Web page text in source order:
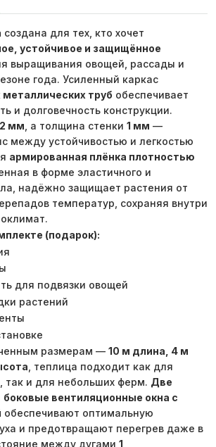
создана для тех, кто хочет
устойчивое и защищённое
выращивания овощей, рассады и
года. Усиленный каркас
труб обеспечивает
и долговечность конструкции.
мм , а толщина стенки 1 мм —
между устойчивостью и легкостью
армированная плёнка плотностью
в форме эластичного и
надёжно защищает растения от
температур, сохраняя внутри
(подарок):
для подвязки овощей
растений
размерам — 10 м длина, 4 м
, теплица подходит как для
так и для небольших ферм. Две
боковые вентиляционные окна с
обеспечивают оптимальную
и предотвращают перегрев даже в
между дугами 1